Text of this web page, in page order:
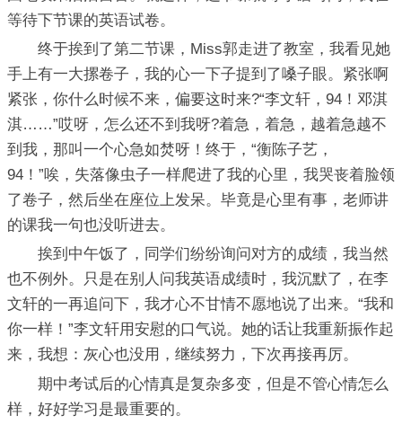
等待下节课的英语试卷。
终于挨到了第二节课，Miss郭走进了教室，我看见她
手上有一大摞卷子，我的心一下子提到了嗓子眼。紧张啊
紧张，你什么时候不来，偏要这时来?“李文轩，94！邓淇
淇……”哎呀，怎么还不到我呀?着急，着急，越着急越不
到我，那叫一个心急如焚呀！终于，“衡陈子艺，
94！”唉，失落像虫子一样爬进了我的心里，我哭丧着脸领
了卷子，然后坐在座位上发呆。毕竟是心里有事，老师讲
的课我一句也没听进去。
挨到中午饭了，同学们纷纷询问对方的成绩，我当然
也不例外。只是在别人问我英语成绩时，我沉默了，在李
文轩的一再追问下，我才心不甘情不愿地说了出来。“我和
你一样！”李文轩用安慰的口气说。她的话让我重新振作起
来，我想：灰心也没用，继续努力，下次再接再厉。
期中考试后的心情真是复杂多变，但是不管心情怎么
样，好好学习是最重要的。